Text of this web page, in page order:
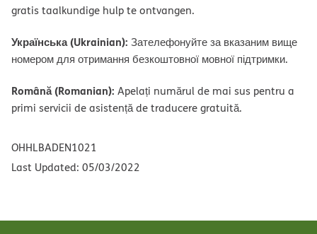
gratis taalkundige hulp te ontvangen.
Українська (Ukrainian): Зателефонуйте за вказаним вище
номером для отримання безкоштовної мовної підтримки.
Română (Romanian): Apelați numărul de mai sus pentru a
primi servicii de asistență de traducere gratuită.
OHHLBADEN1021
Last Updated: 05/03/2022